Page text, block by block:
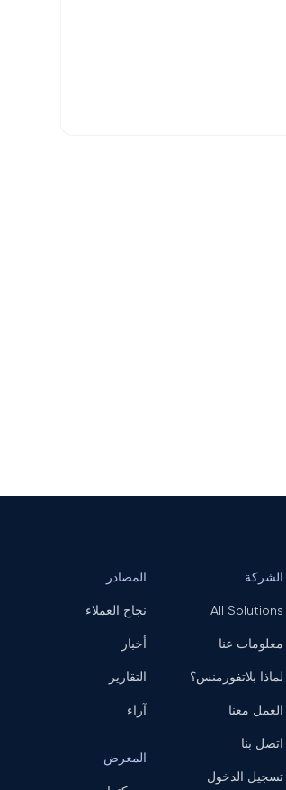
الشركة
All Solutions
معلومات عنا
لماذا بلاتفورمنس؟
العمل معنا
اتصل بنا
تسجيل الدخول
المصادر
نجاح العملاء
أخبار
التقارير
آراء
المعرض